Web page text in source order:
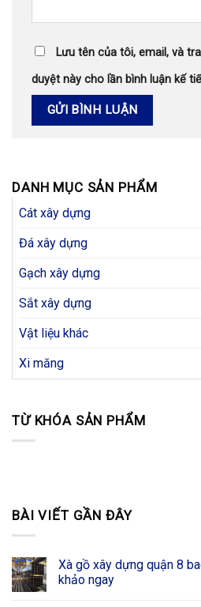
Lưu tên của tôi, email, và
duyệt này cho lần bình luận kế
DANH MỤC SẢN PHẨM
Cát xây dựng
Đá xây dựng
Gạch xây dựng
Sắt xây dựng
Vật liệu khác
Xi măng
TỪ KHÓA SẢN PHẨM
BÀI VIẾT GẦN ĐÂY
Xà gồ xây dựng quận 8
khảo ngay